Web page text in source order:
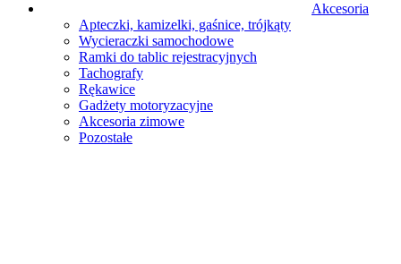
Akcesoria
Apteczki, kamizelki, gaśnice, trójkąty
Wycieraczki samochodowe
Ramki do tablic rejestracyjnych
Tachografy
Rękawice
Gadżety motoryzacyjne
Akcesoria zimowe
Pozostałe